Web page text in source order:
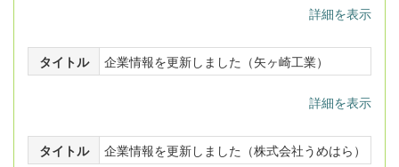
詳細を表示
タイトル 企業情報を更新しました（矢ヶ崎工業）
詳細を表示
タイトル 企業情報を更新しました（株式会社うめはら）